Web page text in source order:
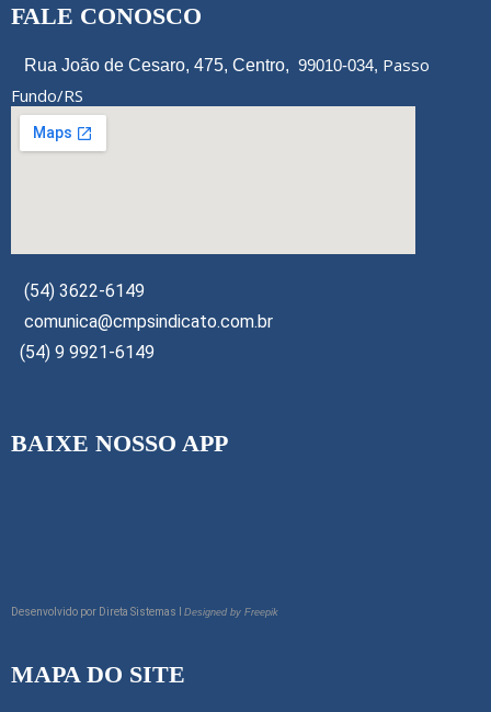
FALE CONOSCO
Rua João de Cesaro, 475, Centro, 99010-034, Passo
Fundo/RS
(54) 3622-6149
comunica@cmpsindicato.com.br
(54) 9 9921-6149
BAIXE NOSSO APP
Desenvolvido por Direta Sistemas I Designed by Freepik
MAPA DO SITE